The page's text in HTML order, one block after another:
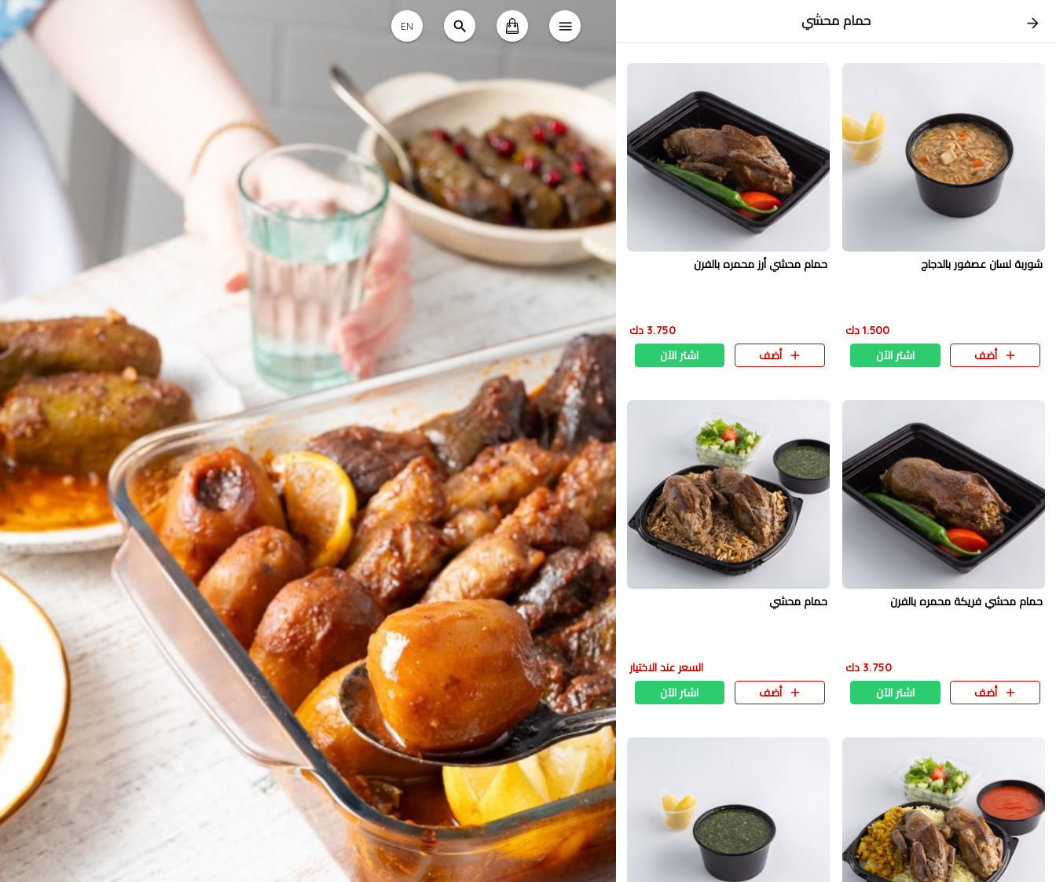
EN حمام محشي
شوربة لسان عصفور بالدجاج
1.500 دك
أضف
اشتر الآن
حمام محشي أرز محمره بالفرن
3.750 دك
أضف
اشتر الآن
حمام محشي فريكة محمره بالفرن
3.750 دك
أضف
اشتر الآن
حمام محشي
السعر عند الاختيار
أضف
اشتر الآن